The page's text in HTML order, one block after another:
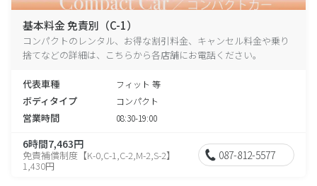
基本料金 免責別（C-1）
コンパクトのレンタル、お得な割引料金、キャンセル料金や乗り
捨てなどの詳細は、こちらから各店舗にお電話ください。
代表車種 フィット 等
ボディタイプ コンパクト
営業時間 08:30-19:00
6時間7,463円
免責補償制度【K-0,C-1,C-2,M-2,S-2】
1,430円
087-812-5577